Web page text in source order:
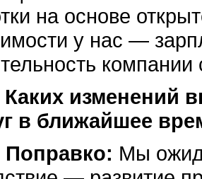
на основе
у нас —
компании
Каких изменений
в ближайшее
Мы